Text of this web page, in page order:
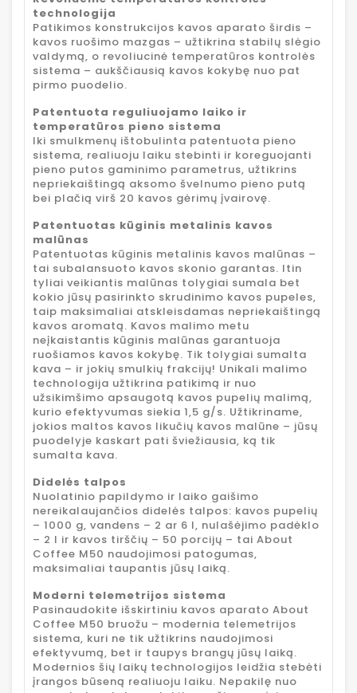
technologija
Patikimos konstrukcijos kavos aparato širdis –
kavos ruošimo mazgas – užtikrina stabilų slėgio
valdymą, o revoliucinė temperatūros kontrolės
sistema – aukščiausią kavos kokybę nuo pat
pirmo puodelio.
Patentuota reguliuojamo laiko ir
temperatūros pieno sistema
Iki smulkmenų ištobulinta patentuota pieno
sistema, realiuoju laiku stebinti ir koreguojanti
pieno putos gaminimo parametrus, užtikrins
nepriekaištingą aksomo švelnumo pieno putą
bei plačią virš 20 kavos gėrimų įvairovę.
Patentuotas kūginis metalinis kavos
malūnas
Patentuotas kūginis metalinis kavos malūnas –
tai subalansuoto kavos skonio garantas. Itin
tyliai veikiantis malūnas tolygiai sumala bet
kokio jūsų pasirinkto skrudinimo kavos pupeles,
taip maksimaliai atskleisdamas nepriekaištingą
kavos aromatą. Kavos malimo metu
neįkaistantis kūginis malūnas garantuoja
ruošiamos kavos kokybę. Tik tolygiai sumalta
kava – ir jokių smulkių frakcijų! Unikali malimo
technologija užtikrina patikimą ir nuo
užsikimšimo apsaugotą kavos pupelių malimą,
kurio efektyvumas siekia 1,5 g/s. Užtikriname,
jokios maltos kavos likučių kavos malūne – jūsų
puodelyje kaskart pati šviežiausia, ką tik
sumalta kava.
Didelės talpos
Nuolatinio papildymo ir laiko gaišimo
nereikalaujančios didelės talpos: kavos pupelių
– 1000 g, vandens – 2 ar 6 l, nulašėjimo padėklo
– 2 l ir kavos tirščių – 50 porcijų – tai About
Coffee M50 naudojimosi patogumas,
maksimaliai taupantis jūsų laiką.
Moderni telemetrijos sistema
Pasinaudokite išskirtiniu kavos aparato About
Coffee M50 bruožu – modernia telemetrijos
sistema, kuri ne tik užtikrins naudojimosi
efektyvumą, bet ir taupys brangų jūsų laiką.
Modernios šių laikų technologijos leidžia stebėti
įrangos būseną realiuoju laiku. Nepakilę nuo